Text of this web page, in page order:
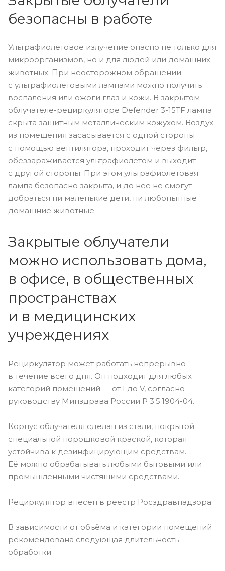
безопасны в работе
Ультрафиолетовое излучение опасно не только для
микроорганизмов, но и для людей или домашних
животных. При неосторожном обращении
с ультрафиолетовыми лампами можно получить
воспаления или ожоги глаз и кожи. В закрытом
облучателе-рециркуляторе Defender 3-15TF лампа
скрыта защитным металлическим кожухом. Воздух
из помещения засасывается с одной стороны
с помощью вентилятора, проходит через фильтр,
обеззараживается ультрафиолетом и выходит
с другой стороны. При этом ультрафиолетовая
лампа безопасно закрыта, и до неё не смогут
добраться ни маленькие дети, ни любопытные
домашние животные.
Закрытые облучатели
можно использовать дома,
в офисе, в общественных
пространствах
и в медицинских
учреждениях
Рециркулятор может работать непрерывно
в течение всего дня. Он подходит для любых
категорий помещений — от I до V, согласно
руководству Минздрава России Р 3.5.1904-04.
Корпус облучателя сделан из стали, покрытой
специальной порошковой краской, которая
устойчива к дезинфицирующим средствам.
Её можно обрабатывать любыми бытовыми или
промышленными чистящими средствами.
Рециркулятор внесён в реестр Росздравнадзора.
В зависимости от объёма и категории помещений
рекомендована следующая длительность
обработки